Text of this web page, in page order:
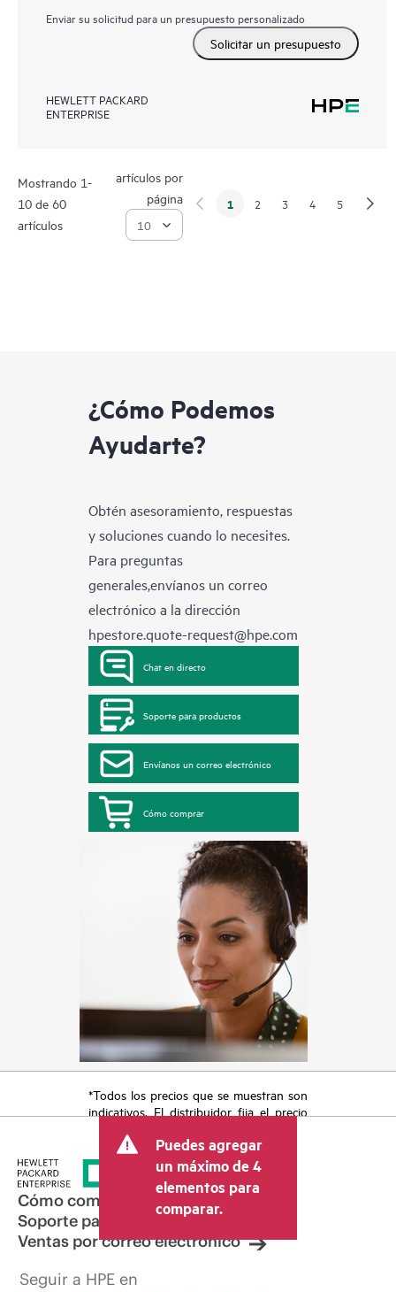
Enviar su solicitud para un presupuesto personalizado
Solicitar un presupuesto
HEWLETT PACKARD
ENTERPRISE
Mostrando 1-
10 de 60
artículos
artículos por
página
1 2 3 4 5
¿Cómo Podemos
Ayudarte?
Obtén asesoramiento, respuestas
y soluciones cuando lo necesites.
Para preguntas
generales,envíanos un correo
electrónico a la dirección
hpestore.quote-request@hpe.com
Chat en directo
Soporte para productos
Envíanos un correo electrónico
Cómo comprar
*Todos los precios que se muestran son
indicativos. El distribuidor fija el precio
otros conceptos, como los impuestos a
la venta, el IVA y el envío. El precio de la
transacción que establece el distribuidor
puede variar con respecto a otros
distribuidores y al precio indicativo
mostrado. El precio indicativo puede
incluir ofertas promocionales por tiempo
hacer ajustes de precios en cualquier
Puedes agregar
un máximo de 4
elementos para
comparar.
Cómo comprar
Soporte para productos
Ventas por correo electrónico
Seguir a HPE en